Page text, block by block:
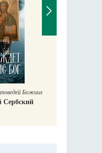
Божиих
Сербский